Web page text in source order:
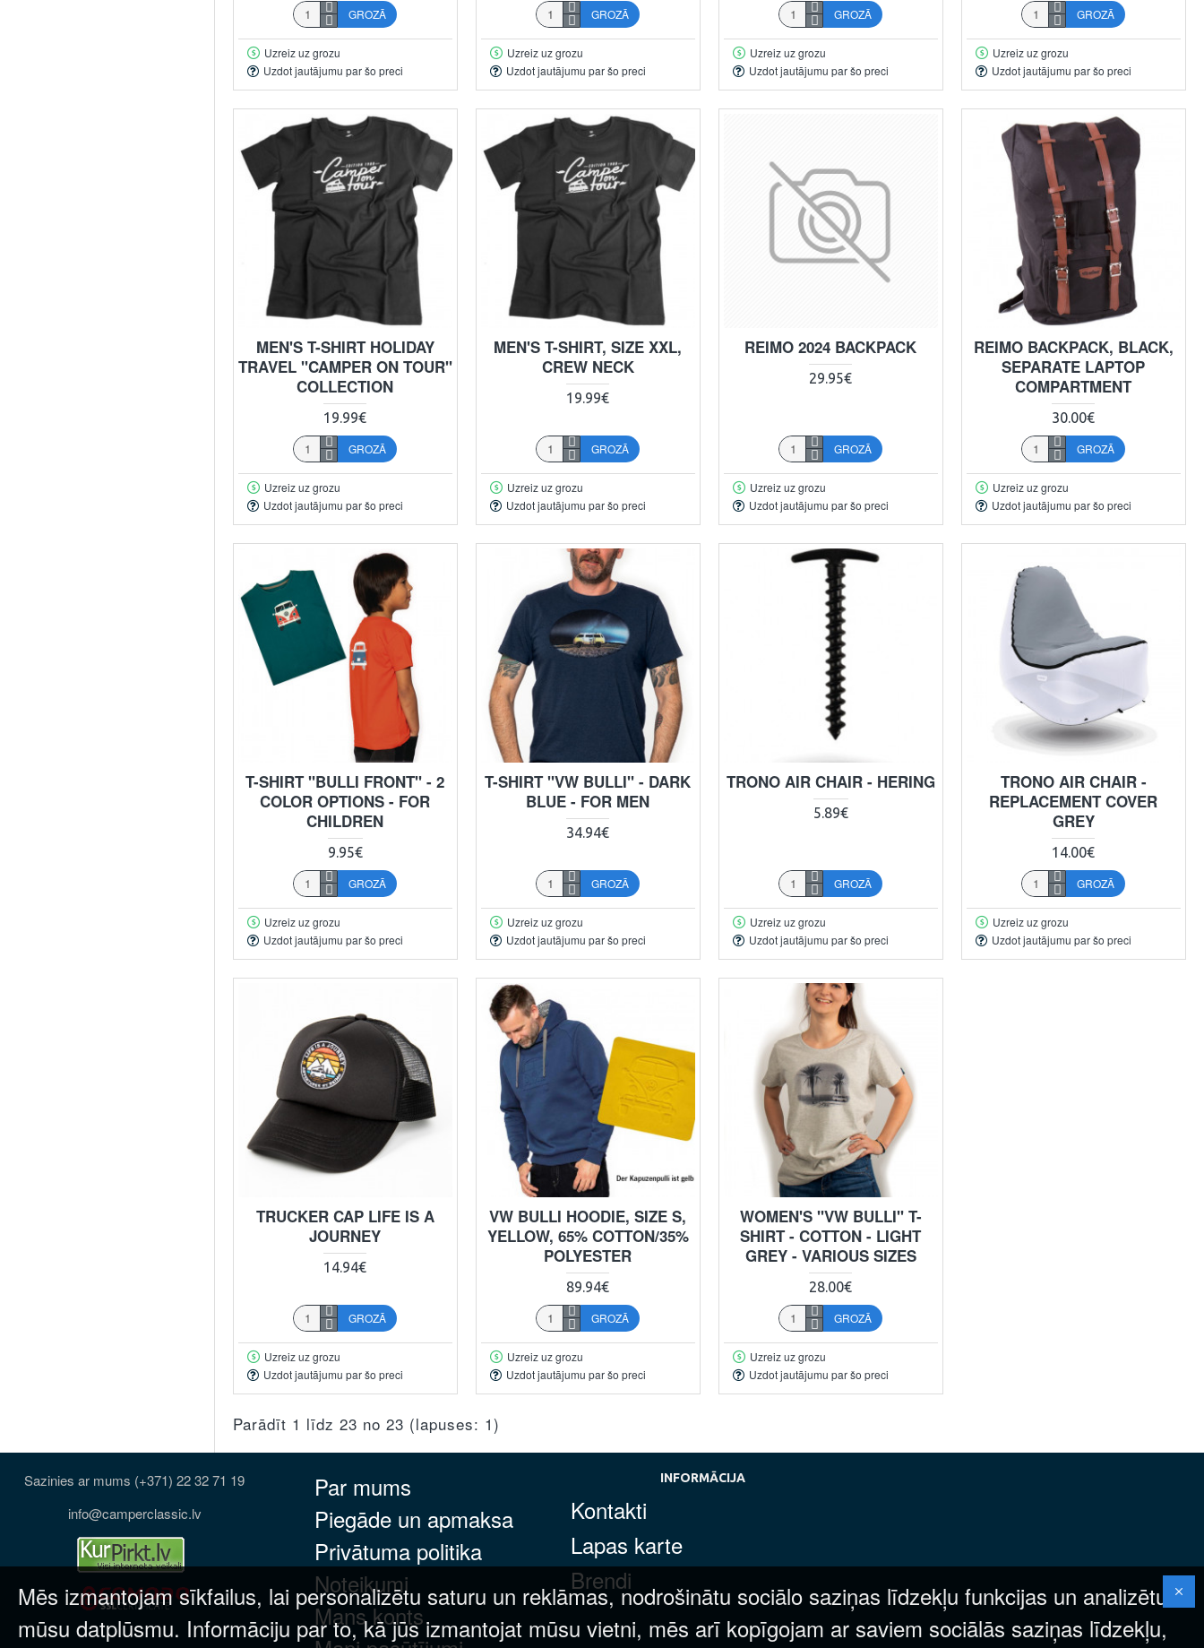
GROZĀ
Uzreiz uz grozu
Uzdot jautājumu par šo preci
GROZĀ
Uzreiz uz grozu
Uzdot jautājumu par šo preci
GROZĀ
Uzreiz uz grozu
Uzdot jautājumu par šo preci
GROZĀ
Uzreiz uz grozu
Uzdot jautājumu par šo preci
MEN'S T-SHIRT HOLIDAY
TRAVEL "CAMPER ON TOUR"
COLLECTION
19.99€
GROZĀ
Uzreiz uz grozu
Uzdot jautājumu par šo preci
MEN'S T-SHIRT, SIZE XXL,
CREW NECK
19.99€
GROZĀ
Uzreiz uz grozu
Uzdot jautājumu par šo preci
REIMO 2024 BACKPACK
29.95€
GROZĀ
Uzreiz uz grozu
Uzdot jautājumu par šo preci
REIMO BACKPACK, BLACK,
SEPARATE LAPTOP
COMPARTMENT
30.00€
GROZĀ
Uzreiz uz grozu
Uzdot jautājumu par šo preci
T-SHIRT "BULLI FRONT" - 2
COLOR OPTIONS - FOR
CHILDREN
9.95€
GROZĀ
Uzreiz uz grozu
Uzdot jautājumu par šo preci
T-SHIRT "VW BULLI" - DARK
BLUE - FOR MEN
34.94€
GROZĀ
Uzreiz uz grozu
Uzdot jautājumu par šo preci
TRONO AIR CHAIR - HERING
5.89€
GROZĀ
Uzreiz uz grozu
Uzdot jautājumu par šo preci
TRONO AIR CHAIR -
REPLACEMENT COVER
GREY
14.00€
GROZĀ
Uzreiz uz grozu
Uzdot jautājumu par šo preci
TRUCKER CAP LIFE IS A
JOURNEY
14.94€
GROZĀ
Uzreiz uz grozu
Uzdot jautājumu par šo preci
VW BULLI HOODIE, SIZE S,
YELLOW, 65% COTTON/35%
POLYESTER
89.94€
GROZĀ
Uzreiz uz grozu
Uzdot jautājumu par šo preci
WOMEN'S "VW BULLI" T-
SHIRT - COTTON - LIGHT
GREY - VARIOUS SIZES
28.00€
GROZĀ
Uzreiz uz grozu
Uzdot jautājumu par šo preci
Parādīt 1 līdz 23 no 23 (lapuses: 1)
Sazinies ar mums (+371) 22 32 71 19
info@camperclassic.lv
Par mums
Piegāde un apmaksa
Privātuma politika
Noteikumi
Mans konts
INFORMĀCIJA
Kontakti
Lapas karte
Brendi
Mēs izmantojam sīkfailus, lai personalizētu saturu un reklāmas, nodrošinātu sociālo saziņas līdzekļu funkcijas un analizētu
mūsu datplūsmu. Informāciju par to, kā jūs izmantojat mūsu vietni, mēs arī kopīgojam ar saviem sociālās saziņas līdzekļu,